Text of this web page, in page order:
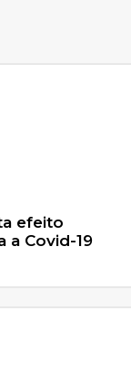
efeito
a Covid-19